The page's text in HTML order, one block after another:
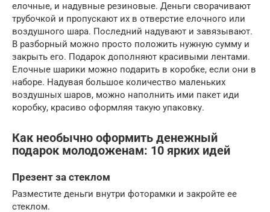
елочные, и надувные резиновые. Деньги сворачивают
трубочкой и пропускают их в отверстие елочного или
воздушного шара. Последний надувают и завязывают.
В разборный можно просто положить нужную сумму и
закрыть его. Подарок дополняют красивыми лентами.
Елочные шарики можно подарить в коробке, если они в
наборе. Надувая большое количество маленьких
воздушных шаров, можно наполнить ими пакет иди
коробку, красиво оформляя такую упаковку.
Как необычно оформить денежный
подарок молодоженам: 10 ярких идей
Презент за стеклом
Разместите деньги внутри фоторамки и закройте ее
стеклом.